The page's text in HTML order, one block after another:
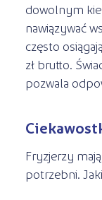
dowolnym
nawiązywać
często
zł brutto.
pozwala
Fryzjerzy
potrzebni.